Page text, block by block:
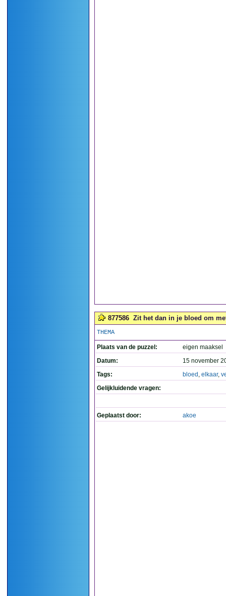
877586 Zit het dan in je bloed om
THEMA
Plaats van de puzzel:
eigen maaksel
Datum:
15 november
Tags:
bloed , elkaar,
Gelijkluidende vragen:
Geplaatst door: akoe